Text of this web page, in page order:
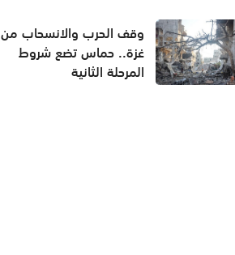
وقف الحرب والانسحاب من
غزة.. حماس تضع شروط
المرحلة الثانية